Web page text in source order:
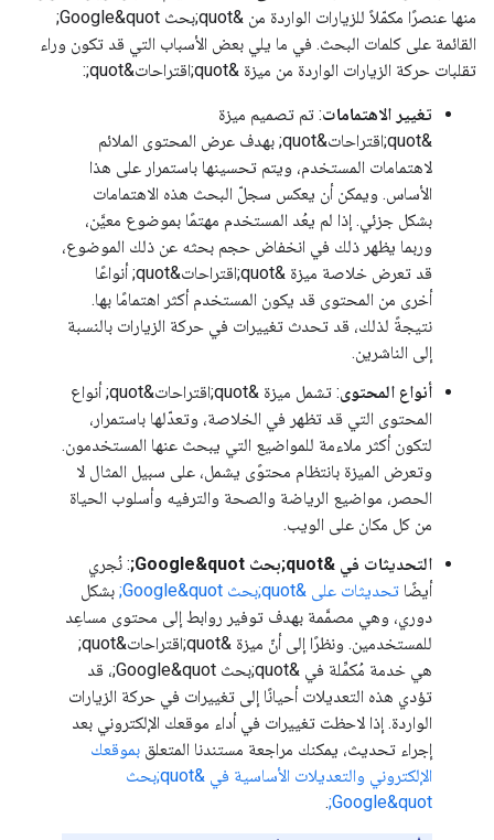
منها عنصرًا مكمّلاً للزيارات الواردة من &quot;بحث Google&quot;
القائمة على كلمات البحث. في ما يلي بعض الأسباب التي قد تكون وراء
تقلبات حركة الزيارات الواردة من ميزة &quot;اقتراحات&quot;:
تغيير الاهتمامات: تم تصميم ميزة
&quot;اقتراحات&quot; بهدف عرض المحتوى الملائم
لاهتمامات المستخدم، ويتم تحسينها باستمرار على هذا
الأساس. ويمكن أن يعكس سجلّ البحث هذه الاهتمامات
بشكل جزئي. إذا لم يعُد المستخدم مهتمًا بموضوع معيَّن،
وربما يظهر ذلك في انخفاض حجم بحثه عن ذلك الموضوع،
قد تعرض خلاصة ميزة &quot;اقتراحات&quot; أنواعًا
أخرى من المحتوى قد يكون المستخدم أكثر اهتمامًا بها.
نتيجةً لذلك، قد تحدث تغييرات في حركة الزيارات بالنسبة
إلى الناشرين.
أنواع المحتوى
: تشمل ميزة &quot;اقتراحات&quot; أنواع
المحتوى التي قد تظهر في الخلاصة، وتعدّلها باستمرار،
لتكون أكثر ملاءمة للمواضيع التي يبحث عنها المستخدمون.
وتعرض الميزة بانتظام محتوًى يشمل، على سبيل المثال لا
الحصر، مواضيع الرياضة والصحة والترفيه وأسلوب الحياة
من كل مكان على الويب.
التحديثات في &quot;بحث Google&quot;
: نُجري
أيضًا تحديثات على &quot;بحث Google&quot;
بشكل
دوري، وهي مصمَّمة بهدف توفير روابط إلى محتوى مساعِد
للمستخدمين. ونظرًا إلى أنّ ميزة &quot;اقتراحات&quot;
هي خدمة مُكمِّلة في &quot;بحث Google&quot;، قد
تؤدي هذه التعديلات أحيانًا إلى تغييرات في حركة الزيارات
الواردة. إذا لاحظت تغييرات في أداء موقعك الإلكتروني بعد
إجراء تحديث، يمكنك مراجعة مستندنا المتعلق بموقعك
الإلكتروني والتعديلات الأساسية في &quot;بحث
Google&quot;
.